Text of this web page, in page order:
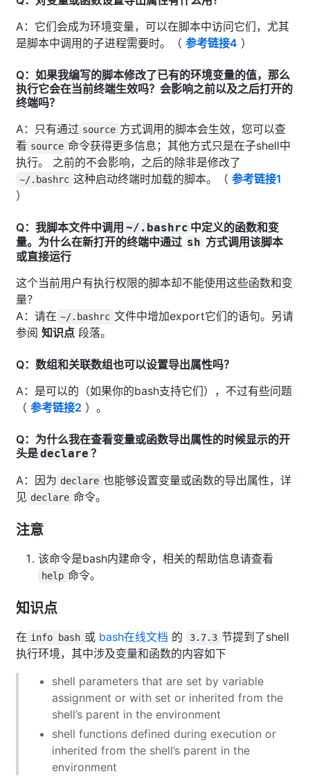
A：它们会成为环境变量，可以在脚本中访问它们，尤其
是脚本中调用的子进程需要时。（ 参考链接4 ）
Q：如果我编写的脚本修改了已有的环境变量的值，那么
执行它会在当前终端生效吗？会影响之前以及之后打开的
终端吗？
A：只有通过 source 方式调用的脚本会生效，您可以查
看 source 命令获得更多信息；其他方式只是在子shell中
执行。 之前的不会影响，之后的除非是修改了
~/.bashrc 这种启动终端时加载的脚本。（ 参考链接1
）
Q：我脚本文件中调用 ~/.bashrc 中定义的函数和变
量。为什么在新打开的终端中通过 sh 方式调用该脚本
或直接运行
这个当前用户有执行权限的脚本却不能使用这些函数和变
量？
A：请在 ~/.bashrc 文件中增加export它们的语句。另请
参阅 知识点 段落。
Q：数组和关联数组也可以设置导出属性吗？
A：是可以的（如果你的bash支持它们），不过有些问题
（ 参考链接2 ）。
Q：为什么我在查看变量或函数导出属性的时候显示的开
头是declare ？
A：因为 declare 也能够设置变量或函数的导出属性，详
见 declare 命令。
注意
该命令是bash内建命令，相关的帮助信息请查看
help 命令。
知识点
在 info bash 或 bash在线文档 的 3.7.3 节提到了shell
执行环境，其中涉及变量和函数的内容如下
shell parameters that are set by variable
assignment or with set or inherited from the
shell’s parent in the environment
shell functions defined during execution or
inherited from the shell’s parent in the
environment